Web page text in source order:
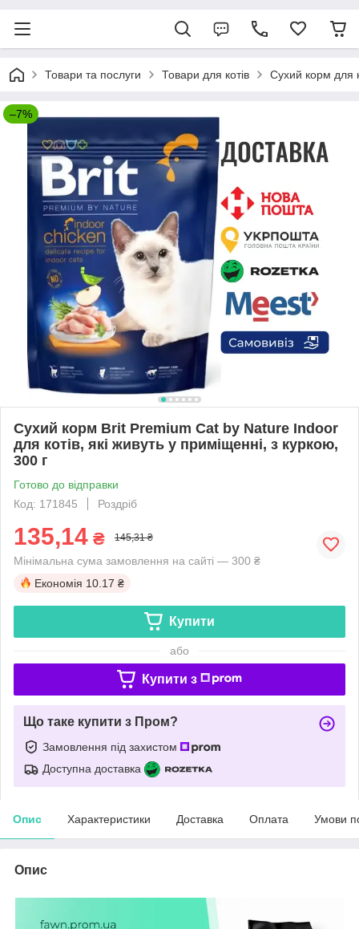
Товари та послуги Товари для котів Сухий корм для
–7%
Сухий корм Brit Premium Cat by Nature Indoor
для котів, які живуть у приміщенні, з куркою,
300 г
Готово до відправки
Код: 171845
Роздріб
135,14 ₴ 145,31 ₴
Мінімальна сума замовлення на сайті — 300 ₴
Економія 10.17 ₴
Купити
або
Купити з
Що таке купити з Пром?
Замовлення під захистом
Доступна доставка
Опис Характеристики Доставка Оплата Умови
Опис